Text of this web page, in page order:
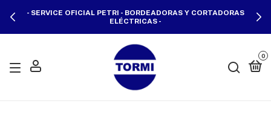
- SERVICE OFICIAL PETRI - BORDEADORAS Y CORTADORAS
ELÉCTRICAS -
0